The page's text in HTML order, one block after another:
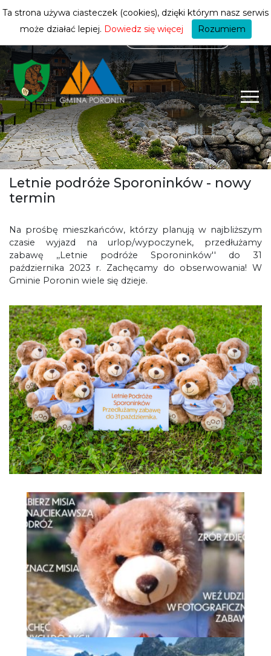
mieszkańca
Letnie podróże Sporoninków - nowy
termin
Na prośbę mieszkańców, którzy planują w najbliższym
czasie wyjazd na urlop/wypoczynek, przedłużamy
zabawę ,,Letnie podróże Sporoninków'' do 31
października 2023 r. Zachęcamy do obserwowania! W
Gminie Poronin wiele się dzieje.
Ta strona używa ciasteczek (cookies), dzięki którym nasz serwis
może działać lepiej. Dowiedz się więcej Rozumiem